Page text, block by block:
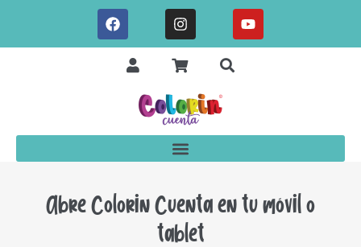
Abre Colorin Cuenta en tu móvil o
tablet